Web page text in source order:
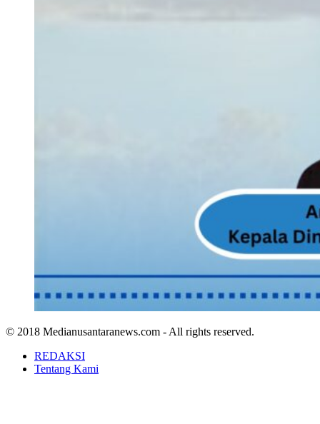
© 2018 Medianusantaranews.com - All rights reserved.
REDAKSI
Tentang Kami